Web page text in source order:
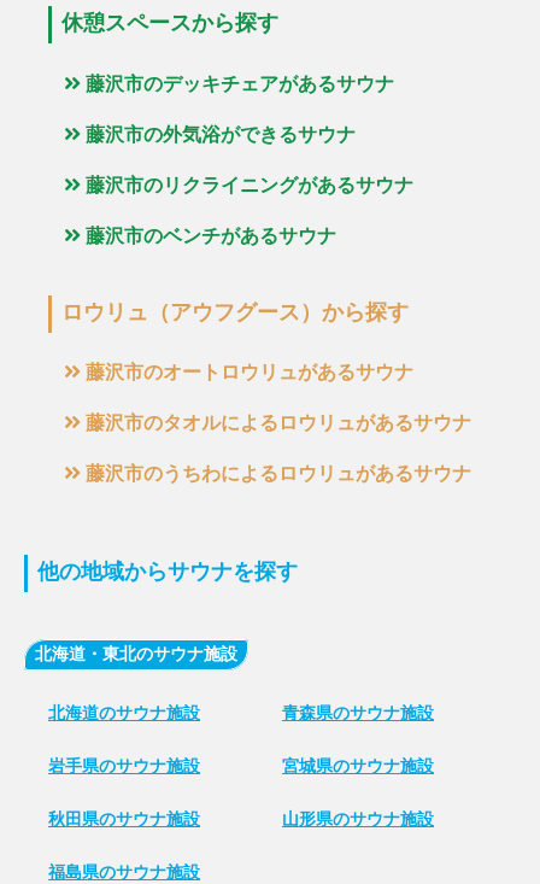
休憩スペースから探す
藤沢市のデッキチェアがあるサウナ
藤沢市の外気浴ができるサウナ
藤沢市のリクライニングがあるサウナ
藤沢市のベンチがあるサウナ
ロウリュ（アウフグース）から探す
藤沢市のオートロウリュがあるサウナ
藤沢市のタオルによるロウリュがあるサウナ
藤沢市のうちわによるロウリュがあるサウナ
他の地域からサウナを探す
北海道・東北のサウナ施設
北海道のサウナ施設 青森県のサウナ施設
岩手県のサウナ施設 宮城県のサウナ施設
秋田県のサウナ施設 山形県のサウナ施設
福島県のサウナ施設